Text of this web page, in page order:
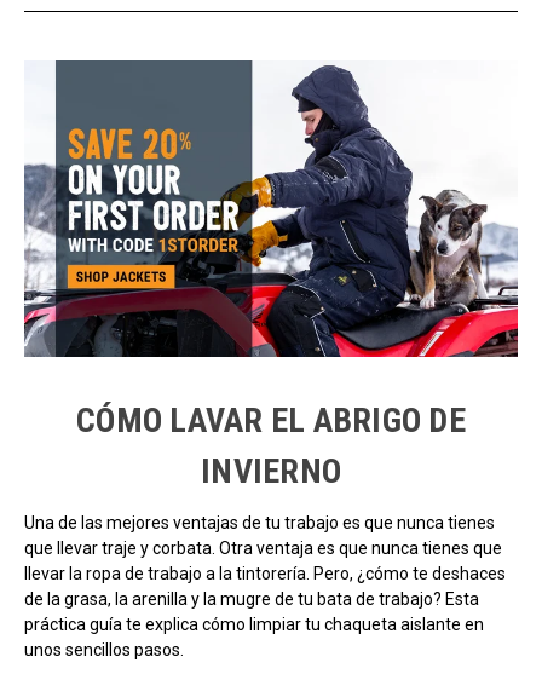
CÓMO LAVAR EL ABRIGO DE
INVIERNO
Una de las mejores ventajas de tu trabajo es que nunca tienes
que llevar traje y corbata. Otra ventaja es que nunca tienes que
llevar la ropa de trabajo a la tintorería. Pero, ¿cómo te deshaces
de la grasa, la arenilla y la mugre de tu bata de trabajo? Esta
práctica guía te explica cómo limpiar tu chaqueta aislante en
unos sencillos pasos.